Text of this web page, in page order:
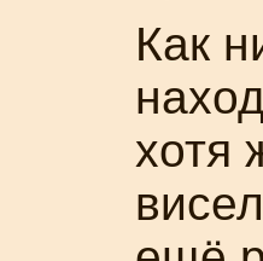
Как
хотя